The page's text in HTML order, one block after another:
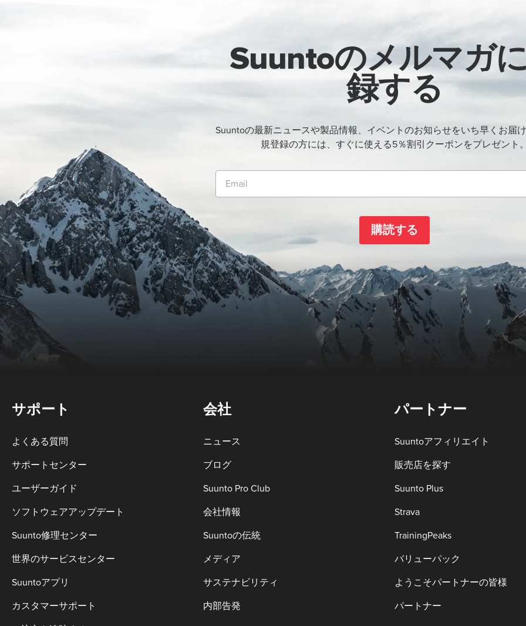
Suuntoのメルマガ
録する
Suuntoの最新ニュースや製品情報、イベントのお知らせをいち早くお届
規登録の方には、すぐに使える5％割引クーポンをプレゼント
購読する
サポート
よくある質問
サポートセンター
ユーザーガイド
ソフトウェアアップデート
Suunto修理センター
世界のサービスセンター
Suuntoアプリ
カスタマーサポート
会社
ニュース
ブログ
Suunto Pro Club
会社情報
Suuntoの伝統
メディア
サステナビリティ
内部告発
パートナー
Suuntoアフィリエイト
販売店を探す
Suunto Plus
Strava
TrainingPeaks
バリューパック
ようこそパートナーの皆様
パートナー